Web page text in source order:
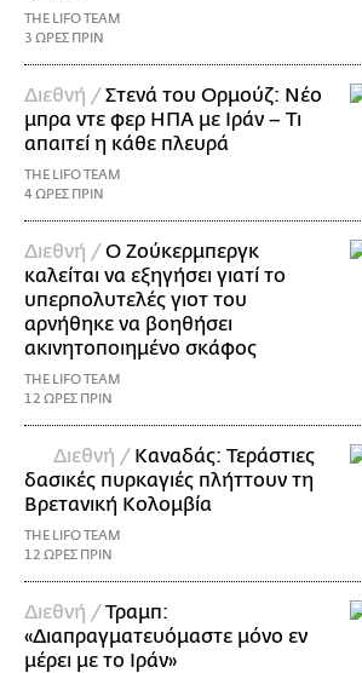
THE LIFO TEAM
3 ΩΡΕΣ ΠΡΙΝ
Διεθνή /Στενά του Ορμούζ: Νέο
μπρα ντε φερ ΗΠΑ με Ιράν – Τι
απαιτεί η κάθε πλευρά
THE LIFO TEAM
4 ΩΡΕΣ ΠΡΙΝ
Διεθνή /Ο Ζούκερμπεργκ
καλείται να εξηγήσει γιατί το
υπερπολυτελές γιοτ του
αρνήθηκε να βοηθήσει
ακινητοποιημένο σκάφος
THE LIFO TEAM
12 ΩΡΕΣ ΠΡΙΝ
Διεθνή / Καναδάς: Τεράστιες
δασικές πυρκαγιές πλήττουν τη
Βρετανική Κολομβία
THE LIFO TEAM
12 ΩΡΕΣ ΠΡΙΝ
Διεθνή /Τραμπ:
«Διαπραγματευόμαστε μόνο εν
μέρει με το Ιράν»